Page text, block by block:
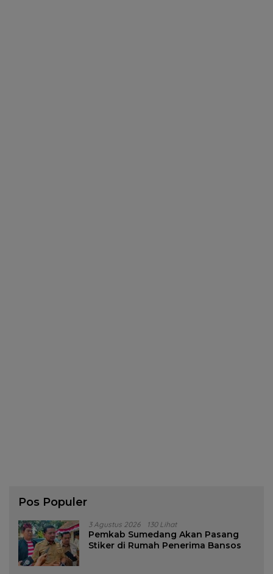
Pos Populer
3 Agustus 2026 130 Lihat
Pemkab Sumedang Akan Pasang
Stiker di Rumah Penerima Bansos